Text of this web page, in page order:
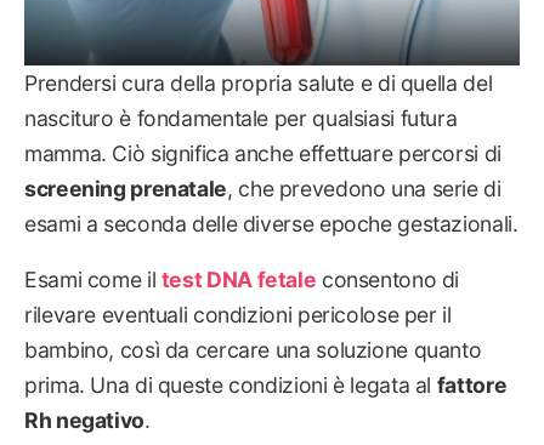
Prendersi cura della propria salute e di quella del
nascituro è fondamentale per qualsiasi futura
mamma. Ciò significa anche effettuare percorsi di
screening prenatale, che prevedono una serie di
esami a seconda delle diverse epoche gestazionali.
Esami come il test DNA fetale consentono di
rilevare eventuali condizioni pericolose per il
bambino, così da cercare una soluzione quanto
prima. Una di queste condizioni è legata al fattore
Rh negativo.